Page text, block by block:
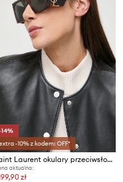
-10% z kodem: OFF*
Saint Laurent okulary przeciwsłoneczne BLAZE
aktualna:
zł